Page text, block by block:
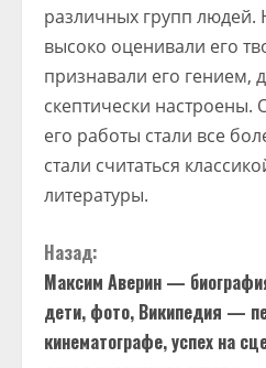
различных групп людей.
высоко оценивали его
признавали его гением,
скептически
его работы стали все
стали считаться
литературы.
П
р
о
Назад:
Максим Аверин —
дети, фото, Википедия —
кинематографе, успех на